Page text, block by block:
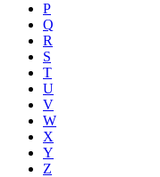
P
Q
R
S
T
U
V
W
X
Y
Z